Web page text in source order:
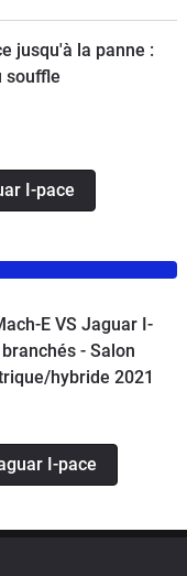
jusqu'à la panne :
souffle
I-pace
E VS Jaguar I-
- Salon
hybride 2021
I-pace